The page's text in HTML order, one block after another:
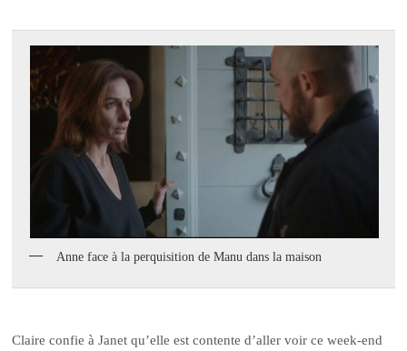
Anne face à la perquisition de Manu dans la maison
Claire confie à Janet qu’elle est contente d’aller voir ce week-end